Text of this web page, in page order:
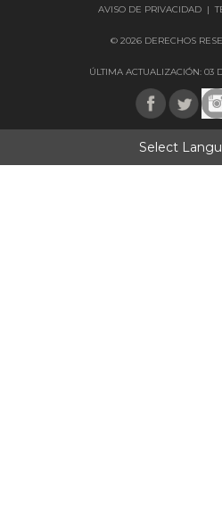
AVISO DE PRIVACIDAD |
© 2026 DERECHOS
ÚLTIMA ACTUALIZACIÓN: 03
Select